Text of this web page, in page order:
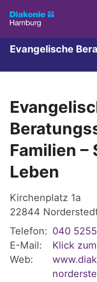
Evangelische
Familien –
Leben
Kirchenplatz 1a
22844
Telefon: 040
E-Mail:
Klick
Web: